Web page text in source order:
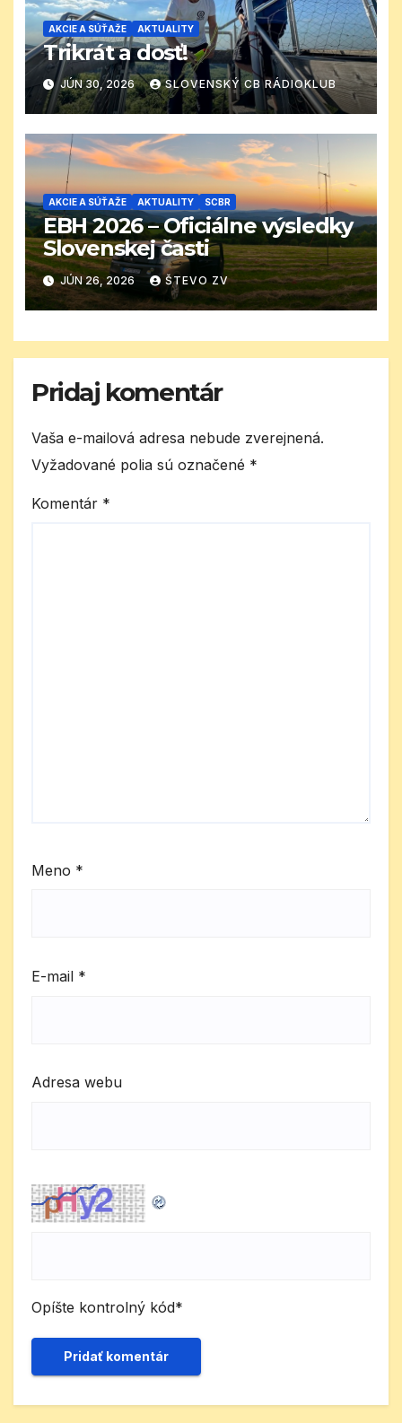
AKCIE A SÚŤAŽE AKTUALITY
Trikrát a dosť!
JÚN 30, 2026 SLOVENSKÝ CB RÁDIOKLUB
AKCIE A SÚŤAŽE AKTUALITY SCBR
EBH 2026 – Oficiálne výsledky
Slovenskej časti
JÚN 26, 2026 ŠTEVO ZV
Pridaj komentár
Vaša e-mailová adresa nebude zverejnená.
Vyžadované polia sú označené *
Komentár *
Meno *
E-mail *
Adresa webu
Opíšte kontrolný kód*